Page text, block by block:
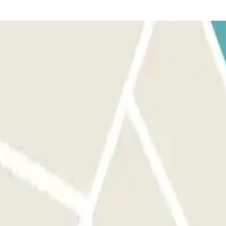
riconosciuta automaticamente dal lettore. La barriera si aprirà
il personale dell’Assistenza Remota attraverso il citofono situato
nulla. Se il lettore di targa non riconosce il vostro veicolo,
all’accesso pedonale, utilizzare il citofono presso la porta di
fuori di questo lasso di tempo di un’ora, la barriera non si aprirà.
a seconda delle tariffe locali che il parcheggio gestisce in